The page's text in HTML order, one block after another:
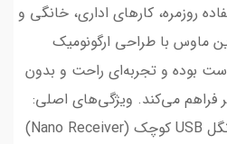
روزمره، کارهای اداری، خانگی و
با طراحی ارگونومیک
بوده و تجربه‌ای راحت و بدون
فراهم می‌کند. ویژگی‌های اصلی:
اتصال بی‌سیم 2.4 GHz با دانگل USB کوچک (Nano Receiver)